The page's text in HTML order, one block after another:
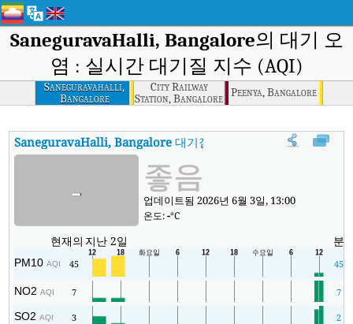
SaneguravaHalli, Bangalore의 대기 오
염 : 실시간 대기질 지수 (AQI)
Saneguravahalli,
Bangalore
City Railway
Station, Bangalore Peenya, Bangalore
SaneguravaHalli, Bangalore 대기질 지수 SaneguravaHalli,
- 좋음
업데이트됨 2026년 6월 3일, 13:00
온도:-°C
현재의 지난 2일 분
PM10AQI 45 45
NO2AQI 7 7
SO2AQI 3 2